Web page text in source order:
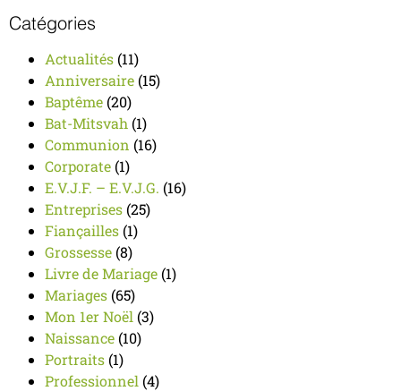
Catégories
Actualités(11)
Anniversaire(15)
Baptême(20)
Bat-Mitsvah (1)
Communion (16)
Corporate(1)
E.V.J.F. – E.V.J.G. (16)
Entreprises(25)
Fiançailles(1)
Grossesse(8)
Livre de Mariage(1)
Mariages(65)
Mon 1er Noël (3)
Naissance(10)
Portraits(1)
Professionnel (4)